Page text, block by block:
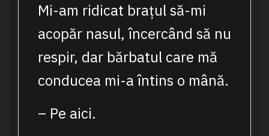
Mi-am ridicat brațul să-mi
acopăr nasul, încercând să nu
respir, dar bărbatul care mă
conducea mi-a întins o mână.
– Pe aici.